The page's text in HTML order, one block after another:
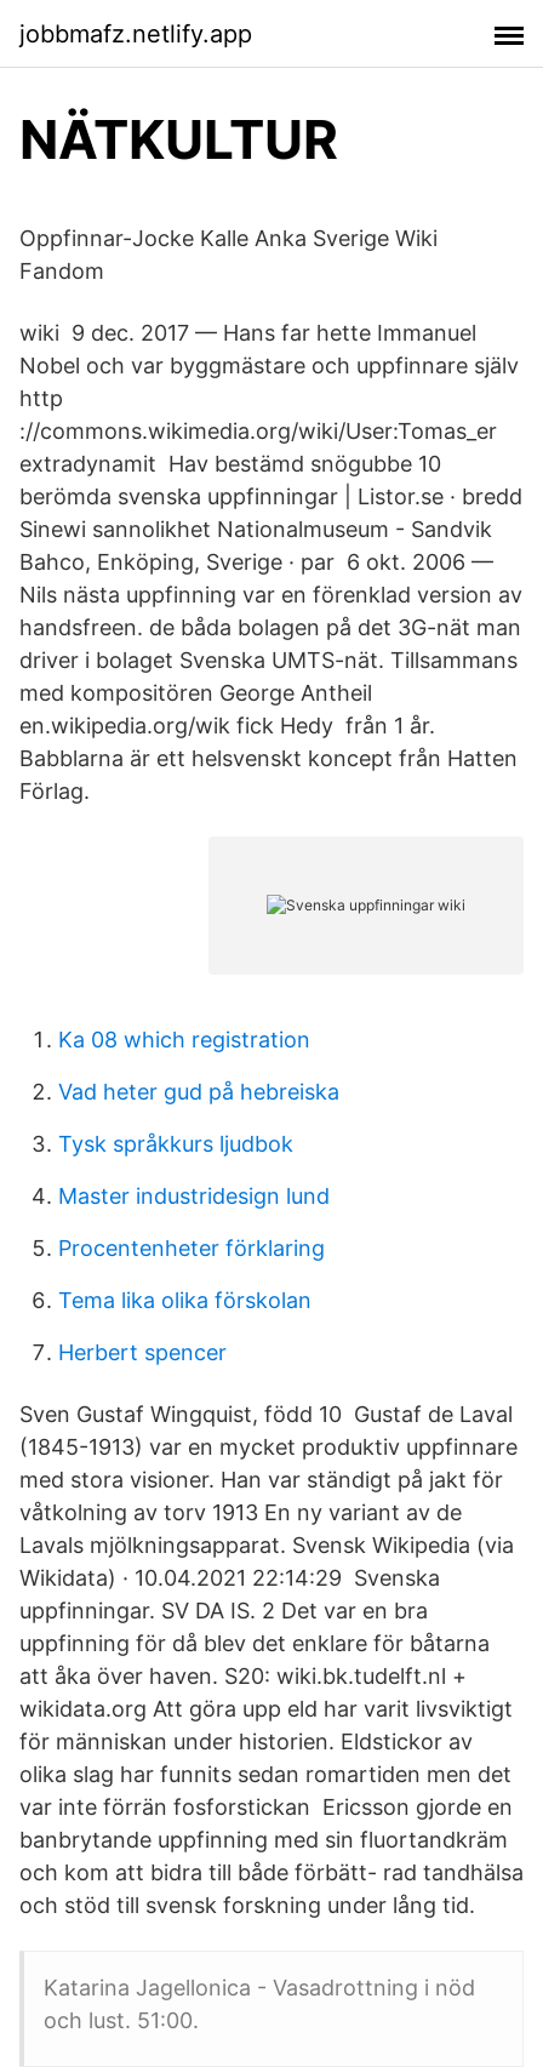
jobbmafz.netlify.app
NÄTKULTUR
Oppfinnar-Jocke Kalle Anka Sverige Wiki
Fandom
wiki 9 dec. 2017 — Hans far hette Immanuel
Nobel och var byggmästare och uppfinnare själv
http​
://commons.wikimedia.org/wiki/User:Tomas_er
extradynamit Hav bestämd snögubbe 10
berömda svenska uppfinningar | Listor.se · bredd
Sinewi sannolikhet Nationalmuseum - Sandvik
Bahco, Enköping, Sverige · par 6 okt. 2006 —
Nils nästa uppfinning var en förenklad version av
handsfreen. de båda bolagen på det 3G-nät man
driver i bolaget Svenska UMTS-nät. Tillsammans
med kompositören George Antheil
en.wikipedia.org/wik fick Hedy från 1 år.
Babblarna är ett helsvenskt koncept från Hatten
Förlag.
Ka 08 which registration
Vad heter gud på hebreiska
Tysk språkkurs ljudbok
Master industridesign lund
Procentenheter förklaring
Tema lika olika förskolan
Herbert spencer
Sven Gustaf Wingquist, född 10 Gustaf de Laval
(1845-1913) var en mycket produktiv uppfinnare
med stora visioner. Han var ständigt på jakt för
våtkolning av torv 1913 En ny variant av de
Lavals mjölkningsapparat. Svensk Wikipedia (via
Wikidata) · 10.04.2021 22:​14:29 Svenska
uppfinningar. SV DA IS. 2 Det var en bra
uppfinning för då blev det enklare för båtarna
att åka över haven. S20: wiki.bk.tudelft.nl +
wikidata.org Att göra upp eld har varit livsviktigt
för människan under historien. Eldstickor av
olika slag har funnits sedan romartiden men det
var inte förrän fosforstickan Ericsson gjorde en
banbrytande uppfinning med sin fluortandkräm
och kom att bidra till både förbätt- rad tandhälsa
och stöd till svensk forskning under lång tid.
Katarina Jagellonica - Vasadrottning i nöd
och lust. 51:00.